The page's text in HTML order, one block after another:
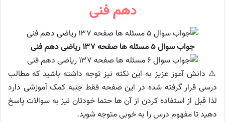
دهم فنی
جواب سوال ۵ مسئله ها صفحه ۱۳۷ ریاضی دهم فنی
⚠️ دانش آموز عزیز به این نکته نیز توجه داشته باشید که مطالب
درسی قرار گرفته شده در این صفحه فقط جنبه کمک آموزشی دارد
لذا قبل از استفاده کردن از آن ها حتما خودتان نیز به سوالات پاسخ
دهید تا مفهوم درس را به خوبی متوجه شوید.